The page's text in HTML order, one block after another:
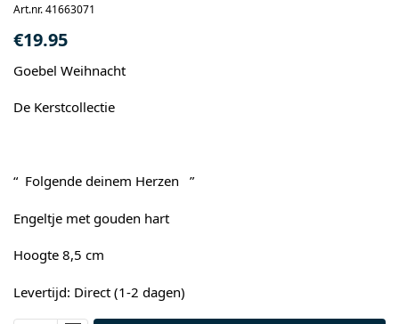
Art.nr. 41663071
€19.95
Goebel Weihnacht
De Kerstcollectie
“ Folgende deinem Herzen ”
Engeltje met gouden hart
Hoogte 8,5 cm
Levertijd: Direct (1-2 dagen)